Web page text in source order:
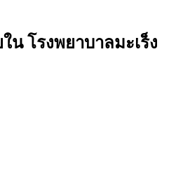
โรงพยาบาลมะเร็ง